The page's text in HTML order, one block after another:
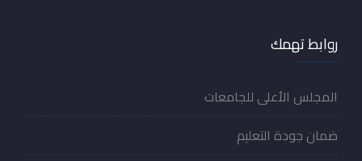
روابط تهمك
المجلس الأعلى للجامعات
ضمان جودة التعليم